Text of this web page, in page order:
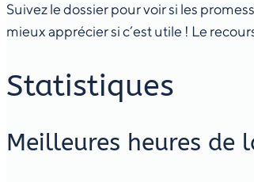
Suivez le dossier pour voir si les
mieux apprécier si c’est utile ! Le
Statistiques
Meilleures heures de